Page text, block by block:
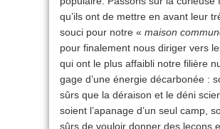
qu’ils ont de mettre en avant leur
souci pour notre « maison
pour finalement nous diriger vers
qui ont le plus affaibli notre filière
gage d’une énergie décarbonée :
sûrs que la déraison et le déni
soient l’apanage d’un seul camp,
sûrs de vouloir donner des leçons